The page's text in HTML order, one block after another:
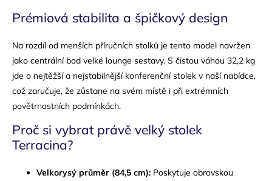
Prémiová stabilita a špičkový design
Na rozdíl od menších příručních stolků je tento model navržen
jako centrální bod velké lounge sestavy. S čistou váhou 32,2 kg
jde o nejtěžší a nejstabilnější konferenční stolek v naší nabídce,
což zaručuje, že zůstane na svém místě i při extrémních
povětrnostních podmínkách.
Proč si vybrat právě velký stolek
Terracina?
Velkorysý průměr (84,5 cm): Poskytuje obrovskou